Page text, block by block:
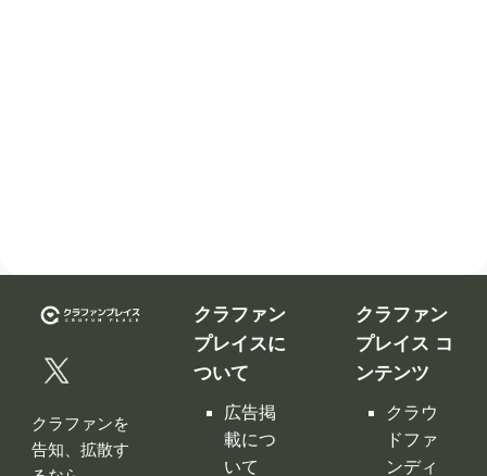
クラファンを
告知、拡散す
るなら
レイス。
クラファンプ
ついて
広告掲
載につ
いて
修正依
頼フォ
ーム
ンテンツ
クラウ
ドファ
ンディ
クラウ